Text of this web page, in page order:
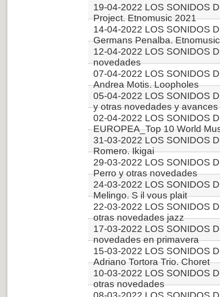
19-04-2022 LOS SONIDOS
Project. Etnomusic 2021
14-04-2022 LOS SONIDOS
Germans Penalba.
12-04-2022 LOS SONIDOS
novedades
07-04-2022 LOS SONIDOS
Andrea Motis. Loopholes
05-04-2022 LOS SONIDOS
y otras novedades y avances
02-04-2022 LOS SONIDOS
EUROPEA_Top 10 World
31-03-2022 LOS SONIDOS
Romero. Ikigai
29-03-2022 LOS SONIDOS
Perro y otras novedades
24-03-2022 LOS SONIDOS
Melingo. S il vous plait
22-03-2022 LOS SONIDOS
otras novedades jazz
17-03-2022 LOS SONIDOS
novedades en primavera
15-03-2022 LOS SONIDOS
Adriano Tortora Trio. Choret
10-03-2022 LOS SONIDOS
otras novedades